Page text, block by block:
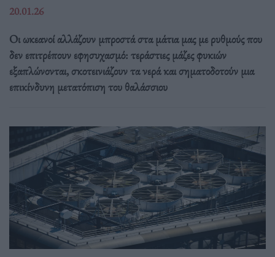
20.01.26
Οι ωκεανοί αλλάζουν μπροστά στα μάτια μας με ρυθμούς που
δεν επιτρέπουν εφησυχασμό: τεράστιες μάζες φυκιών
εξαπλώνονται, σκοτεινιάζουν τα νερά και σηματοδοτούν μια
επικίνδυνη μετατόπιση του θαλάσσιου